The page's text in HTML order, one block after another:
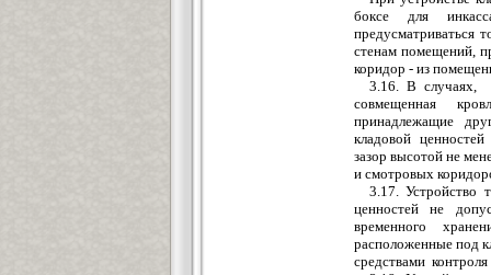
боксе для
предусматриваться
стенам помещений,
коридор - из помещ
3.16. В случаях,
совмещенная
принадлежащие
кладовой
зазор высотой не
и смотровых
3.17. Устройство
ценностей не доп
временного
расположенные под
средствами